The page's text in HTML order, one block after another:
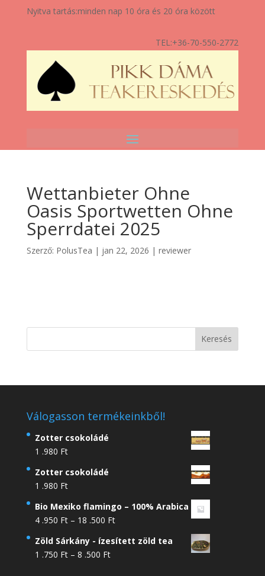
Nyitva tartás:minden nap 10 óra és 20 óra között
TEL:+36-70-550-2772
Wettanbieter Ohne
Oasis Sportwetten Ohne
Sperrdatei 2025
Szerző: PolusTea | jan 22, 2026 | reviewer
Válogasson termékeinkből!
Zotter csokoládé
1 .980 Ft
Zotter csokoládé
1 .980 Ft
Bio Mexiko flamingo – 100% Arabica
4 .950 Ft – 18 .500 FtÁrtartomány:
.950 Ft
Zöld Sárkány - ízesített zöld tea
1 .750 Ft – 8 .500 FtÁrtartomány: